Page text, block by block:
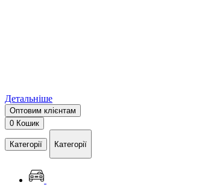
Детальніше
Оптовим клієнтам
0 Кошик
Категорії Категорії